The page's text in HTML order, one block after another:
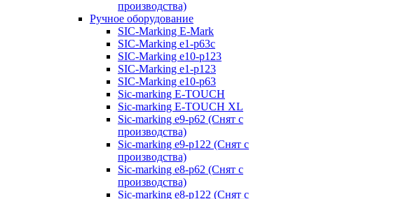
производства)
Ручное оборудование
SIC-Marking E-Mark
SIC-Marking e1-p63с
SIC-Marking e10-p123
SIC-Marking e1-p123
SIC-Marking e10-p63
Sic-marking E-TOUCH
Sic-marking E-TOUCH XL
Sic-marking e9-p62 (Снят с
производства)
Sic-marking e9-p122 (Снят с
производства)
Sic-marking e8-p62 (Снят с
производства)
Sic-marking e8-p122 (Снят с